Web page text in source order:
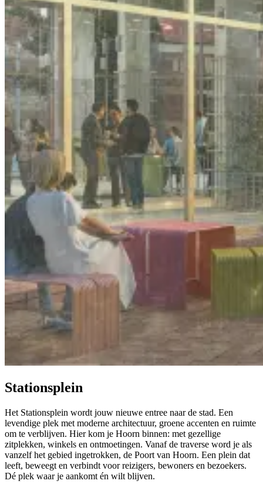
Stationsplein
Het Stationsplein wordt jouw nieuwe entree naar de stad. Een
levendige plek met moderne architectuur, groene accenten en ruimte
om te verblijven. Hier kom je Hoorn binnen: met gezellige
zitplekken, winkels en ontmoetingen. Vanaf de traverse word je als
vanzelf het gebied ingetrokken, de Poort van Hoorn. Een plein dat
leeft, beweegt en verbindt voor reizigers, bewoners en bezoekers.
Dé plek waar je aankomt én wilt blijven.